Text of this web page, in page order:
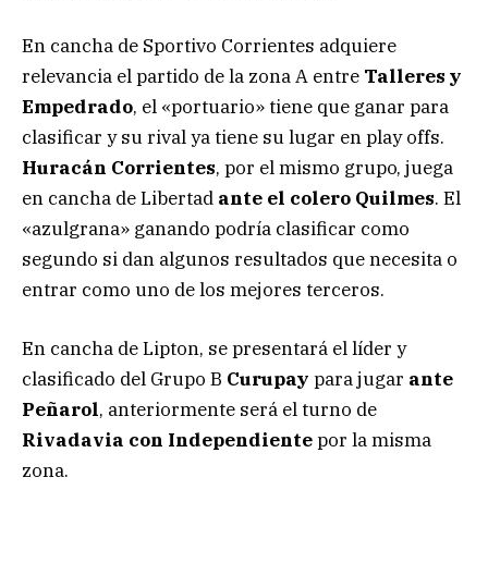
En cancha de Sportivo Corrientes adquiere
relevancia el partido de la zona A entre Talleres y
Empedrado, el «portuario» tiene que ganar para
clasificar y su rival ya tiene su lugar en play offs.
Huracán Corrientes, por el mismo grupo, juega
en cancha de Libertad ante el colero Quilmes. El
«azulgrana» ganando podría clasificar como
segundo si dan algunos resultados que necesita o
entrar como uno de los mejores terceros.
En cancha de Lipton, se presentará el líder y
clasificado del Grupo B Curupay para jugar ante
Peñarol, anteriormente será el turno de
Rivadavia con Independientepor la misma
zona.